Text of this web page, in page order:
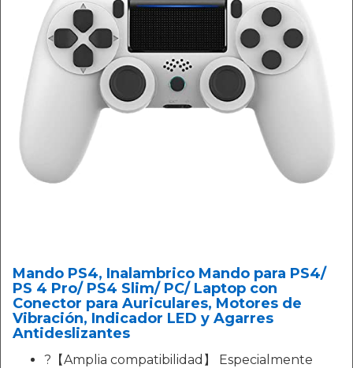
Mando PS4, Inalambrico Mando para PS4/
PS 4 Pro/ PS4 Slim/ PC/ Laptop con
Conector para Auriculares, Motores de
Vibración, Indicador LED y Agarres
Antideslizantes
?【Amplia compatibilidad】 Especialmente